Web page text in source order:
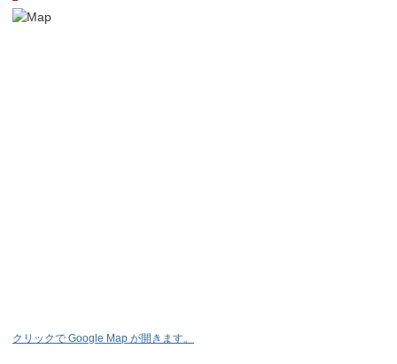
クリックで Google Map が開きます。